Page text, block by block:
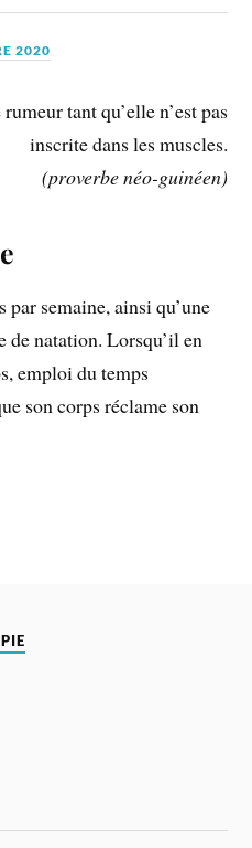
2020
tant qu’elle n’est pas
inscrite dans les muscles.
(proverbe néo-guinéen)
semaine, ainsi qu’une
de natation. Lorsqu’il en
emploi du temps
son corps réclame son